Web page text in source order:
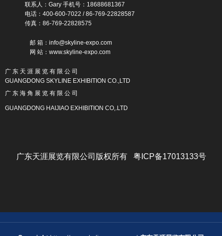
联系人：Gary 手机号：18688681367
电话：400-600-7022 / 86-769-22828587
传真：86-769-22828575
邮 箱：info@skyline-expo.com
网 站：www.skyline-expo.com
广 东 天 涯 展 览 有 限 公 司
GUANGDONG SKYLINE EXHIBITION CO.,LTD
广 东 海 角 展 览 有 限 公 司
GUANGDONG HAIJIAO EXHIBITION CO,.LTD
广东天涯展览有限公司版权所有 粤ICP备17013133号